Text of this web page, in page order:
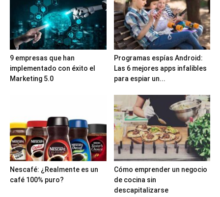
9 empresas que han
implementado con éxito el
Marketing 5.0
Programas espías Android:
Las 6 mejores apps infalibles
para espiar un...
Nescafé: ¿Realmente es un
café 100% puro?
Cómo emprender un negocio
de cocina sin
descapitalizarse